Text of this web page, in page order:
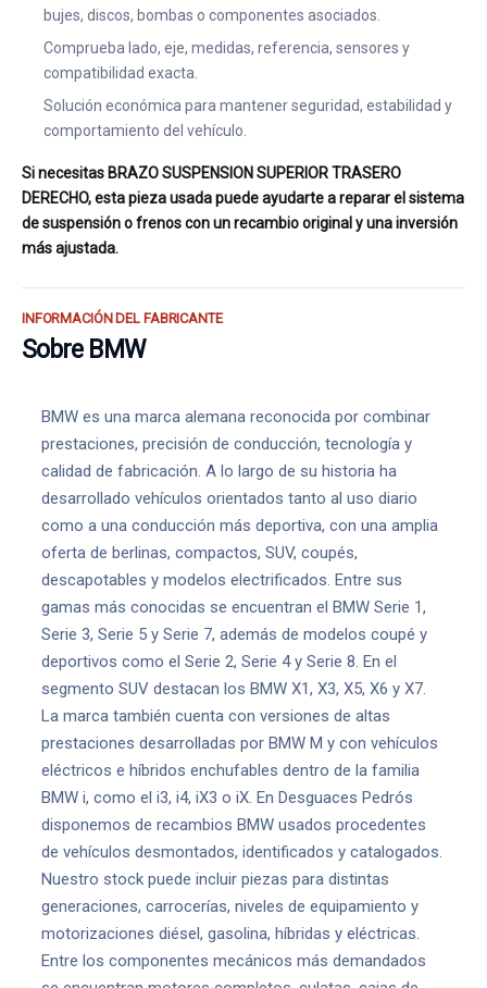
bujes, discos, bombas o componentes asociados.
Comprueba lado, eje, medidas, referencia, sensores y
compatibilidad exacta.
Solución económica para mantener seguridad, estabilidad y
comportamiento del vehículo.
Si necesitas BRAZO SUSPENSION SUPERIOR TRASERO
DERECHO, esta pieza usada puede ayudarte a reparar el sistema
de suspensión o frenos con un recambio original y una inversión
más ajustada.
INFORMACIÓN DEL FABRICANTE
Sobre BMW
BMW es una marca alemana reconocida por combinar
prestaciones, precisión de conducción, tecnología y
calidad de fabricación. A lo largo de su historia ha
desarrollado vehículos orientados tanto al uso diario
como a una conducción más deportiva, con una amplia
oferta de berlinas, compactos, SUV, coupés,
descapotables y modelos electrificados. Entre sus
gamas más conocidas se encuentran el BMW Serie 1,
Serie 3, Serie 5 y Serie 7, además de modelos coupé y
deportivos como el Serie 2, Serie 4 y Serie 8. En el
segmento SUV destacan los BMW X1, X3, X5, X6 y X7.
La marca también cuenta con versiones de altas
prestaciones desarrolladas por BMW M y con vehículos
eléctricos e híbridos enchufables dentro de la familia
BMW i, como el i3, i4, iX3 o iX. En Desguaces Pedrós
disponemos de recambios BMW usados procedentes
de vehículos desmontados, identificados y catalogados.
Nuestro stock puede incluir piezas para distintas
generaciones, carrocerías, niveles de equipamiento y
motorizaciones diésel, gasolina, híbridas y eléctricas.
Entre los componentes mecánicos más demandados